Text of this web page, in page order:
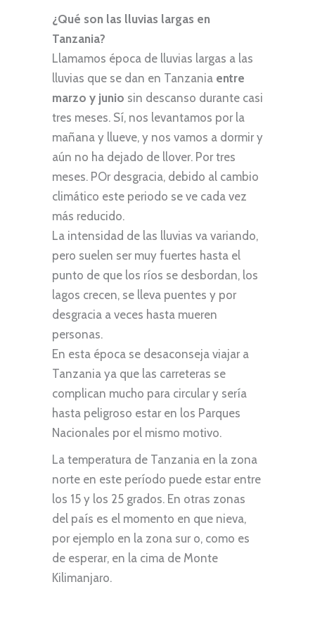
¿Qué son las lluvias largas en
Tanzania?
Llamamos época de lluvias largas a las
lluvias que se dan en Tanzania entre
marzo y junio sin descanso durante casi
tres meses. Sí, nos levantamos por la
mañana y llueve, y nos vamos a dormir y
aún no ha dejado de llover. Por tres
meses. POr desgracia, debido al cambio
climático este periodo se ve cada vez
más reducido.
La intensidad de las lluvias va variando,
pero suelen ser muy fuertes hasta el
punto de que los ríos se desbordan, los
lagos crecen, se lleva puentes y por
desgracia a veces hasta mueren
personas.
En esta época se desaconseja viajar a
Tanzania ya que las carreteras se
complican mucho para circular y sería
hasta peligroso estar en los Parques
Nacionales por el mismo motivo.
La temperatura de Tanzania en la zona
norte en este período puede estar entre
los 15 y los 25 grados. En otras zonas
del país es el momento en que nieva,
por ejemplo en la zona sur o, como es
de esperar, en la cima de Monte
Kilimanjaro.